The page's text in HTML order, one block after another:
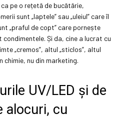
pe o rețetă de bucătărie,
sunt „laptele” sau „uleiul” care îl
„praful de copt” care pornește
Și da, cine a lucrat cu
„cremos”, altul „sticlos”, altul
chimie, nu din marketing.
UV/LED și de
alocuri, cu